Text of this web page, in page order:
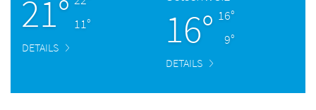
21° 11°
DETAILS 16° 16°
9°
DETAILS